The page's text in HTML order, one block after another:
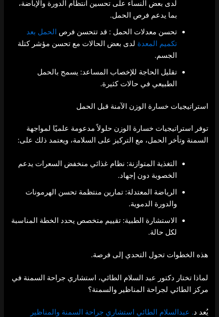
لدى بعض النساء على تحسين انتظام الدورة والإباضة،
بما يدعم فرص الحمل.
تحسن معدلات الحمل : قد تتحسن فرص الحمل بعد
تكميم المعدة لدى بعض الحالات مع تحسن مؤشر كتلة
الجسم.
تقليل الحاجة للإخصاب المساعد: يسمح بالحمل
الطبيعي في حالات كثيرة.
استراتيجيات خسارة الوزن الآمنة قبل الحمل
توفر استراتيجيات خسارة الوزن حلولاً مدعومة علميًا لمواجهة
السمنة وتأخر الحمل، مع التركيز على السلامة، ويعتمد ذلك على:
التغذية المتوازنة: نظام غذائي منخفض السعرات يدعم
الخصوبة دون إجهاد.
الرياضة المعتدلة: تمارين منتظمة تحسن الهرمونات
والدورة الدموية.
الاستشارة الطبية: تقييم متخصص يحدد الخطة المناسبة
لكل حالة.
هذه الخطوات تحول التحدي إلى فرصة.
لماذا تختار دكتور عبد السلام الطائي، استشاري جراحة السمنة في
مركز الطائي لجراحة المناظير والسمنة؟
يُعد د. عبدالسلام الطائي استشاري جراحة السمنة والمناظير